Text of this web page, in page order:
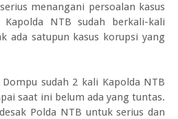
menangani persoalan kasus
Kapolda NTB sudah berkali-kali
ada satupun kasus korupsi yang
sudah 2 kali Kapolda NTB
saat ini belum ada yang tuntas.
Polda NTB untuk serius dan